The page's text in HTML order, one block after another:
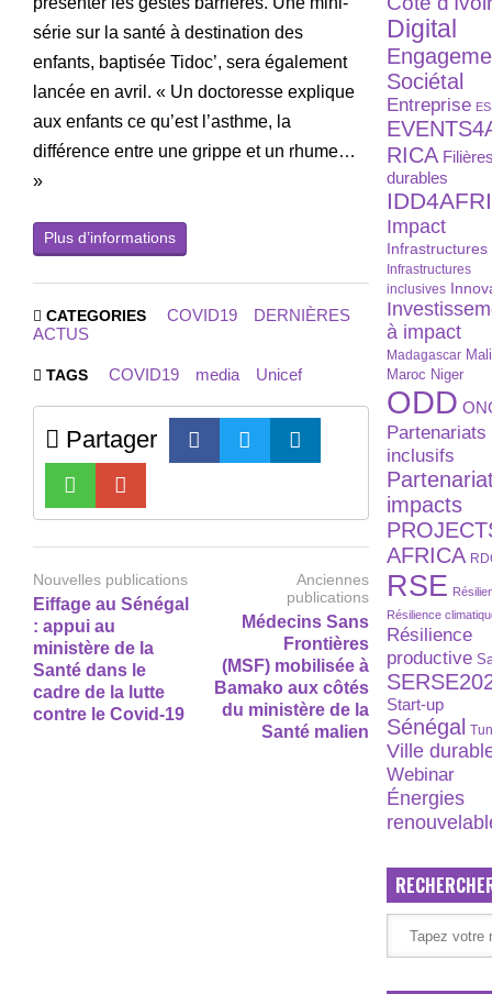
série sur la santé à destination des
enfants, baptisée Tidoc’, sera également
lancée en avril. « Un doctoresse explique
aux enfants ce qu’est l’asthme, la
différence entre une grippe et un rhume…
»
Plus d’informations
CATEGORIES COVID19
DERNIÈRES
ACTUS
TAGS COVID19 media Unicef
Partager
Nouvelles publications
Eiffage au Sénégal
: appui au
ministère de la
Santé dans le
cadre de la lutte
contre le Covid-19
Anciennes
publications
Médecins Sans
Frontières
(MSF) mobilisée à
Bamako aux côtés
du ministère de la
Santé malien
Digital
Sociétal
Entreprise
RICA
durables
Impact
Infrastructures
Infrastructures
inclusives
à impact
Madagascar Mali
Maroc Niger
ODD
Partenariats
inclusifs
impacts
AFRICA
RSE
Résilience
Résilience
productive
Start-up
Sénégal
Ville
Webinar
Énergies